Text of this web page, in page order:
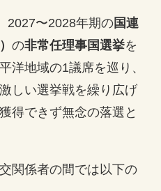
2027〜2028年期の国連
の非常任理事国選挙を
洋地域の1議席を巡り、
しい選挙戦を繰り広げ
得できず無念の落選と
関係者の間では以下の